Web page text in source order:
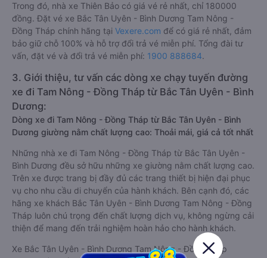
Trong đó, nhà xe Thiên Bảo có giá vé rẻ nhất, chỉ 180000
đồng. Đặt vé xe Bắc Tân Uyên - Bình Dương Tam Nông -
Đồng Tháp chính hãng tại Vexere.com để có giá rẻ nhất, đảm
bảo giữ chỗ 100% và hỗ trợ đổi trả vé miễn phí. Tổng đài tư
vấn, đặt vé và đổi trả vé miễn phí: 1900 888684.
3. Giới thiệu, tư vấn các dòng xe chạy tuyến đường
xe đi Tam Nông - Đồng Tháp từ Bắc Tân Uyên - Bình
Dương:
Dòng xe đi Tam Nông - Đồng Tháp từ Bắc Tân Uyên - Bình
Dương giường nằm chất lượng cao: Thoải mái, giá cả tốt nhất
Những nhà xe đi Tam Nông - Đồng Tháp từ Bắc Tân Uyên -
Bình Dương đều sở hữu những xe giường nằm chất lượng cao.
Trên xe được trang bị đầy đủ các trang thiết bị hiện đại phục
vụ cho nhu cầu di chuyển của hành khách. Bên cạnh đó, các
hãng xe khách Bắc Tân Uyên - Bình Dương Tam Nông - Đồng
Tháp luôn chú trọng đến chất lượng dịch vụ, không ngừng cải
thiện để mang đến trải nghiệm hoàn hảo cho hành khách.
Xe Bắc Tân Uyên - Bình Dương Tam Nông - Đồng Tháp